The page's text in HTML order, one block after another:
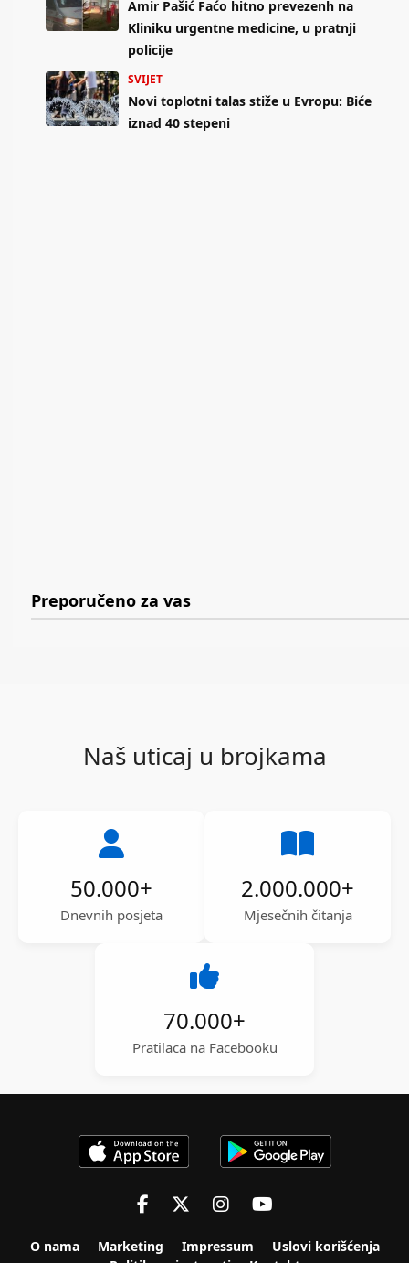
Amir Pašić Faćo hitno prevezenh na
Kliniku urgentne medicine, u pratnji
policije
SVIJET
Novi toplotni talas stiže u Evropu: Biće
iznad 40 stepeni
Preporučeno za vas
Naš uticaj u brojkama
50.000+
Dnevnih posjeta
2.000.000+
Mjesečnih čitanja
70.000+
Pratilaca na Facebooku
O nama Marketing Impressum
Uslovi korišćenja